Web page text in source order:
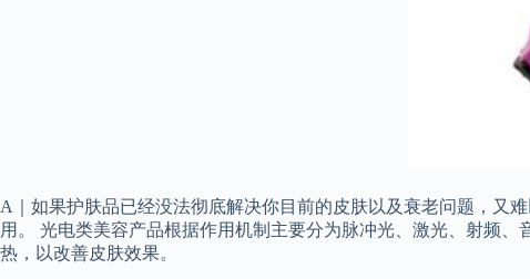
A｜如果护肤品已经没法彻底解决你目前的皮肤以及衰老问题，又
用。 光电类美容产品根据作用机制主要分为脉冲光、激光、射频
热，以改善皮肤效果。